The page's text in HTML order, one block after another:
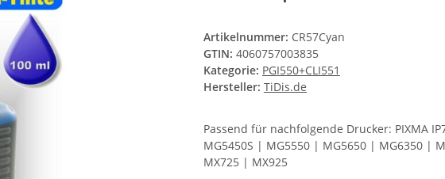
Artikelnummer: CR57Cyan
GTIN: 4060757003835
Kategorie: PGI550+CLI551
Hersteller: TiDis.de
Passend für nachfolgende Drucker: PIXMA
MG5450S | MG5550 | MG5650 | MG6350 |
MX725 | MX925